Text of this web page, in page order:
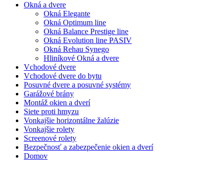
Okná a dvere
Okná Elegante
Okná Optimum line
Okná Balance Prestige line
Okná Evolution line PASIV
Okná Rehau Synego
Hliníkové Okná a dvere
Vchodové dvere
Vchodové dvere do bytu
Posuvné dvere a posuvné systémy
Garážové brány
Montáž okien a dverí
Siete proti hmyzu
Vonkajšie horizontálne žalúzie
Vonkajšie rolety
Screenové rolety
Bezpečnosť a zabezpečenie okien a dverí
Domov